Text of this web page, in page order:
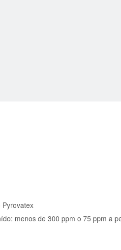
Pyrovatex
menos de 300 ppm o 75 ppm a